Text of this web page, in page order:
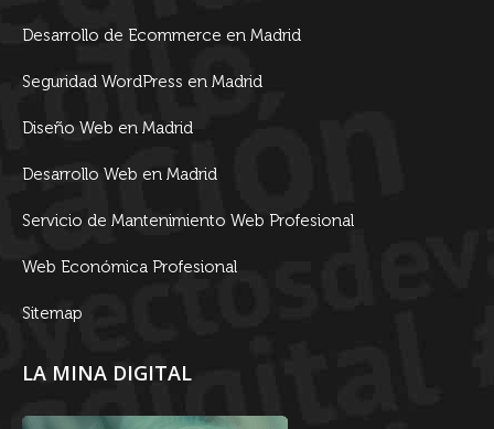
Desarrollo de Ecommerce en Madrid
Seguridad WordPress en Madrid
Diseño Web en Madrid
Desarrollo Web en Madrid
Servicio de Mantenimiento Web Profesional
Web Económica Profesional
Sitemap
LA MINA DIGITAL